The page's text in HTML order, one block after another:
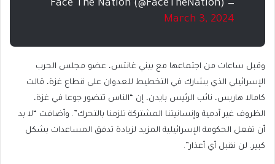
— Face The Nation (@FaceTheNation)
March 3, 2024
وقبل ساعات من اجتماعها مع بيني غانتس، عضو مجلس الحرب
الإسرائيلي الذي يشارك في التخطيط للعدوان على قطاع غزة، قالت
كامالا هاريس، نائب الرئيس بايدن، إن “الناس تتضور جوعا في غزة،
الظروف غير آدمية وإنسانيتنا المشتركة تلزمنا بالتحرك”. وأضافت “لا بد
أن تفعل الحكومة الإسرائيلية المزيد لزيادة تدفق المساعدات بشكل
كبير. لن نقبل أي أعذار”.